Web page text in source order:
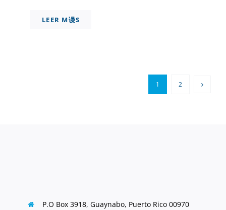
LEER M谩S
1 2
P.O Box 3918, Guaynabo, Puerto Rico 00970